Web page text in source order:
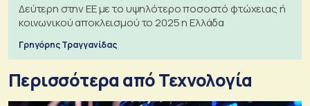
Δεύτερη στην ΕΕ με το υψηλότερο ποσοστό φτώχειας ή
κοινωνικού αποκλεισμού το 2025 η Ελλάδα
Γρηγόρης Τραγγανίδας
Περισσότερα από Τεχνολογία